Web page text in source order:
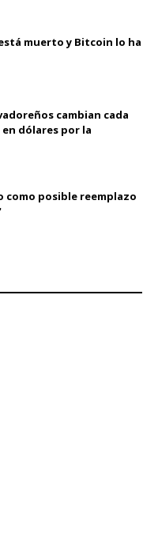
muerto y Bitcoin lo ha
cambian cada
dólares por la
como posible reemplazo